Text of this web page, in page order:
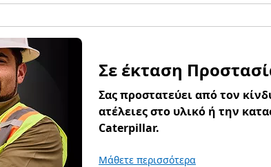
Σε έκταση
Σας προστατεύει από τον
ατέλειες στο υλικό ή την
Caterpillar.
Μάθετε περισσότερα